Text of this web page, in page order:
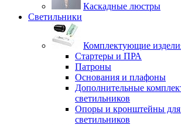
Каскадные люстры
Светильники
Комплектующие
Стартеры и ПРА
Патроны
Основания и плафоны
Дополнительные
светильников
Опоры и кронштейны для
светильников